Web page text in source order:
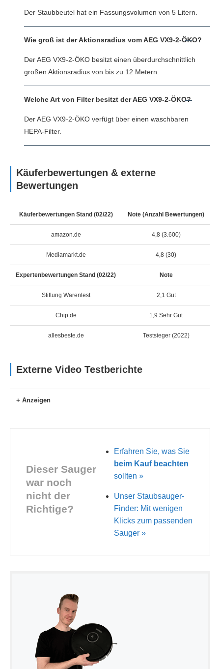
Der Staubbeutel hat ein Fassungsvolumen von 5 Litern.
Wie groß ist der Aktionsradius vom AEG VX9-2-ÖKO?
Der AEG VX9-2-ÖKO besitzt einen überdurchschnittlich
großen Aktionsradius von bis zu 12 Metern.
Welche Art von Filter besitzt der AEG VX9-2-ÖKO?
Der AEG VX9-2-ÖKO verfügt über einen waschbaren
HEPA-Filter.
Käuferbewertungen & externe
Bewertungen
Käuferbewertungen Stand (02/22) Note (Anzahl Bewertungen)
amazon.de 4,8 (3.600)
Mediamarkt.de 4,8 (30)
Expertenbewertungen Stand (02/22) Note
Stiftung Warentest 2,1 Gut
Chip.de 1,9 Sehr Gut
allesbeste.de Testsieger (2022)
Externe Video Testberichte
Anzeigen
Dieser Sauger
war noch
nicht der
Richtige?
Erfahren Sie, was Sie
beim Kauf beachten
sollten »
Unser Staubsauger-
Finder: Mit wenigen
Klicks zum passenden
Sauger »